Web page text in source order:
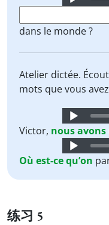
dans le monde ?
Atelier dictée.
mots que vous
Player
Victor, nousavons
Player
Où est-ce qu’on
练习 5